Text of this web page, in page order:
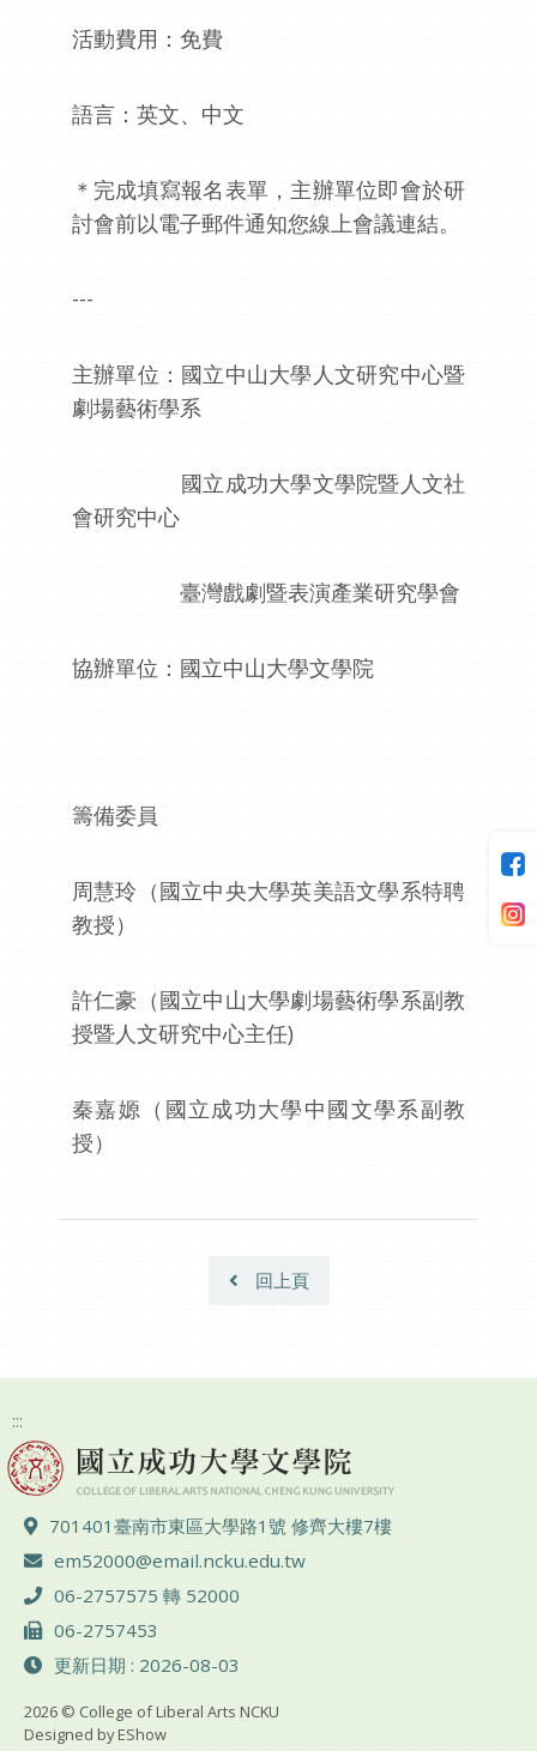
活動費用：免費
語言：英文、中文
＊完成填寫報名表單，主辦單位即會於研
討會前以電子郵件通知您線上會議連結。
---
主辦單位：國立中山大學人文研究中心暨
劇場藝術學系
國立成功大學文學院暨人文社
會研究中心
臺灣戲劇暨表演產業研究學會
協辦單位：國立中山大學文學院
籌備委員
周慧玲（國立中央大學英美語文學系特聘
教授）
許仁豪（國立中山大學劇場藝術學系副教
授暨人文研究中心主任)
秦嘉嫄（國立成功大學中國文學系副教
授）
回上頁
:::
地址 ：
701401臺南市東區大學路1號 修齊大樓7樓
電子郵件 ：
em52000@email.ncku.edu.tw
電話 ：
06-2757575 轉 52000
傳真 ：
06-2757453
更新日期 : 2026-08-03
2026 © College of Liberal Arts NCKU
Designed byEShow